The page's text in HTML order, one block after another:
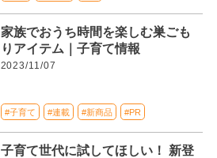
家族でおうち時間を楽しむ巣ごも
りアイテム｜子育て情報
2023/11/07
#子育て #連載 #新商品 #PR
子育て世代に試してほしい！ 新登